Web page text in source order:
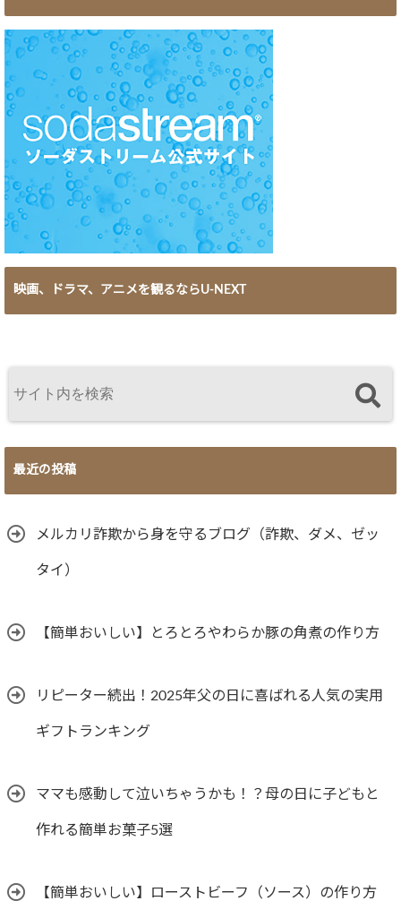
映画、ドラマ、アニメを観るならU-NEXT
最近の投稿
メルカリ詐欺から身を守るブログ（詐欺、ダメ、ゼッ
タイ）
【簡単おいしい】とろとろやわらか豚の角煮の作り方
リピーター続出！2025年父の日に喜ばれる人気の実用
ギフトランキング
ママも感動して泣いちゃうかも！？母の日に子どもと
作れる簡単お菓子5選
【簡単おいしい】ローストビーフ（ソース）の作り方